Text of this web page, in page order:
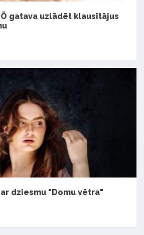
gatava uzlādēt klausītājus
dziesmu "Domu vētra"